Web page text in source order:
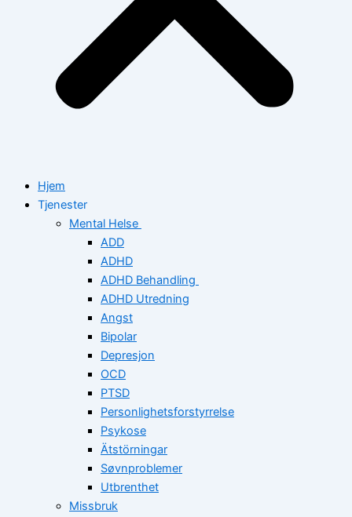
Hjem
Tjenester
Mental Helse
ADD
ADHD
ADHD Behandling
ADHD Utredning
Angst
Bipolar
Depresjon
OCD
PTSD
Personlighetsforstyrrelse
Psykose
Ätstörningar
Søvnproblemer
Utbrenthet
Missbruk